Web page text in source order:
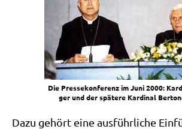
Die Pres­se­kon­fe­renz im Juni 2000:
ger und der spä­te­re Kar­di­nal
Dazu gehört eine aus­führ­li­che